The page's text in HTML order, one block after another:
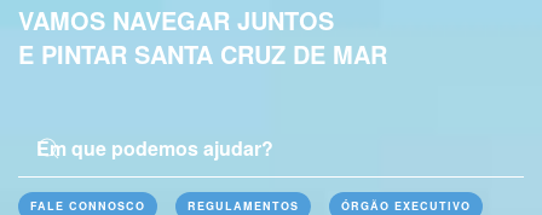
VAMOS NAVEGAR JUNTOS
E PINTAR SANTA CRUZ DE MAR
FALE CONNOSCO REGULAMENTOS ÓRGÃO EXECUTIVO